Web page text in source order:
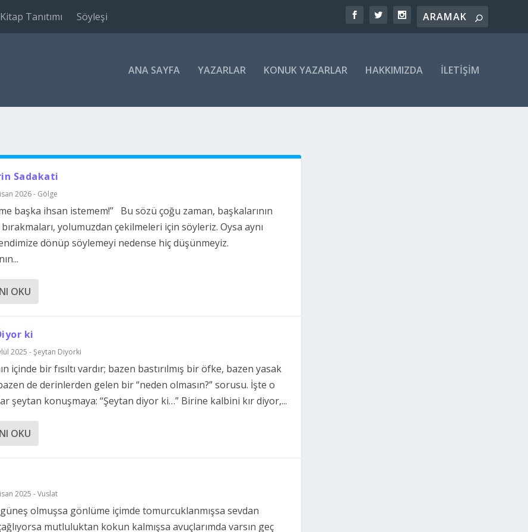
Kitap Tanıtımı Söyleşi
ANA SAYFA YAZARLAR KONUK YAZARLAR HAKKIMIZDA İLETIŞIM
Sadakati
2026 - Gölge
başka ihsan istemem!’’ Bu sözü çoğu zaman, başkalarının
yolumuzdan çekilmeleri için söyleriz. Oysa aynı
dönüp söylemeyi nedense hiç düşünmeyiz.
OKU
ki
2025 - Şeytan Diyorki
içinde bir fısıltı vardır; bazen bastırılmış bir öfke, bazen yasak
de derinlerden gelen bir “neden olmasın?” sorusu. İşte o
şeytan konuşmaya: “Şeytan diyor ki…” Birine kalbini kır diyor,...
OKU
2025 - Vuslat
olmuşsa gönlüme içimde tomurcuklanmışsa sevdan
mutluluktan kokun kalmışsa avuçlarımda varsın geç